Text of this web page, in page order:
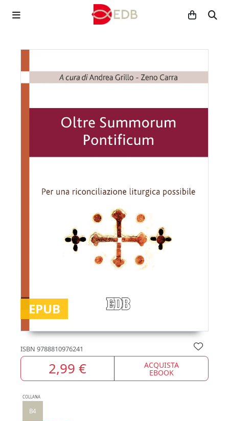
EPUB
ISBN 9788810976241
2,99 € ACQUISTA
EBOOK
COLLANA
B4